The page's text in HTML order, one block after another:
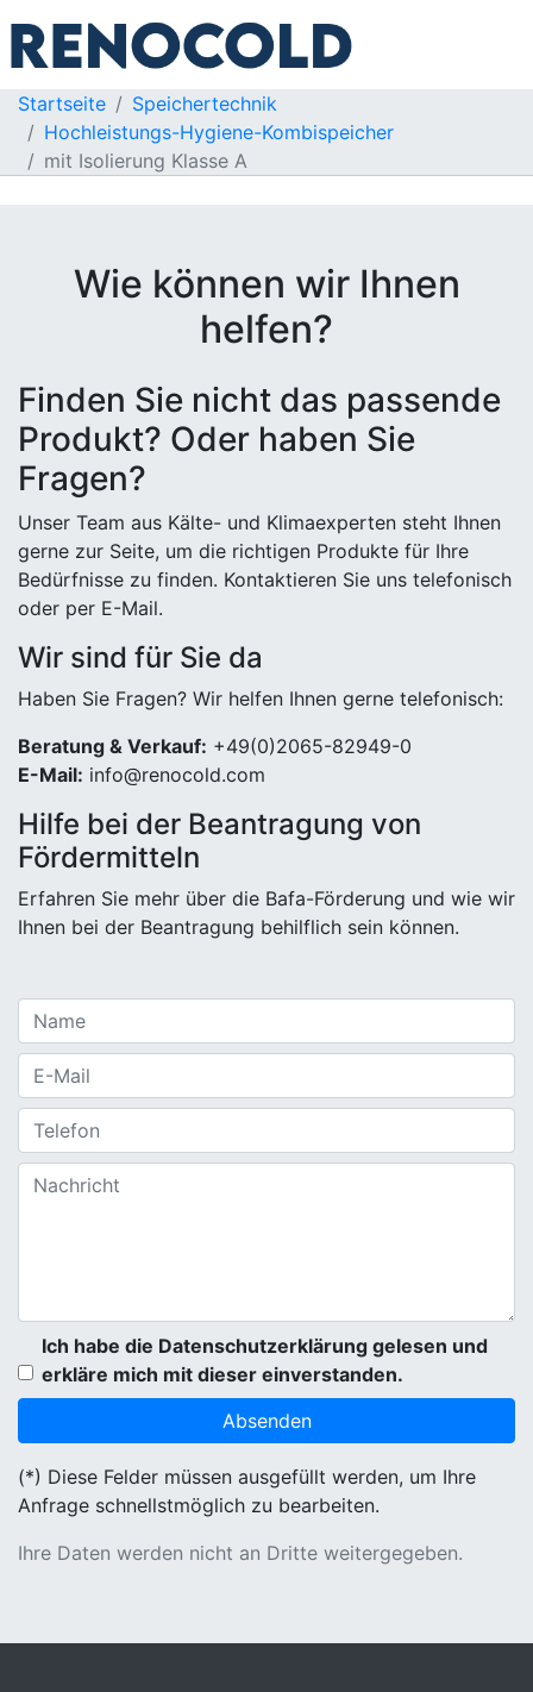
Startseite
Speichertechnik
Hochleistungs-Hygiene-Kombispeicher
mit Isolierung Klasse A
Wie können wir Ihnen
helfen?
Finden Sie nicht das passende
Produkt? Oder haben Sie
Fragen?
Unser Team aus Kälte- und Klimaexperten steht Ihnen
gerne zur Seite, um die richtigen Produkte für Ihre
Bedürfnisse zu finden. Kontaktieren Sie uns telefonisch
oder per E-Mail.
Wir sind für Sie da
Haben Sie Fragen? Wir helfen Ihnen gerne telefonisch:
Beratung & Verkauf: +49(0)2065-82949-0
E-Mail: info@renocold.com
Hilfe bei der Beantragung von
Fördermitteln
Erfahren Sie mehr über die Bafa-Förderung und wie wir
Ihnen bei der Beantragung behilflich sein können.
Ich habe die Datenschutzerklärung gelesen und
erkläre mich mit dieser einverstanden.
(*) Diese Felder müssen ausgefüllt werden, um Ihre
Anfrage schnellstmöglich zu bearbeiten.
Ihre Daten werden nicht an Dritte weitergegeben.